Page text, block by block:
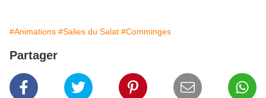
#Animations #Salies du Salat #Comminges
Partager